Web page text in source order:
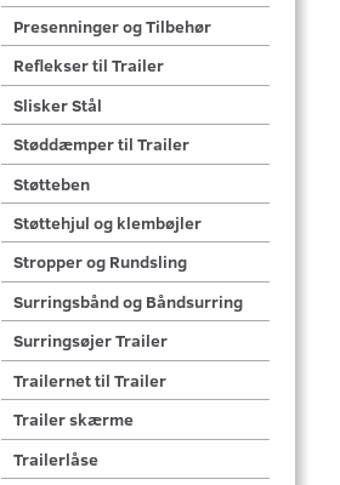
Presenninger og Tilbehør
Reflekser til Trailer
Slisker Stål
Støddæmper til Trailer
Støtteben
Støttehjul og klembøjler
Stropper og Rundsling
Surringsbånd og Båndsurring
Surringsøjer Trailer
Trailernet til Trailer
Trailer skærme
Trailerlåse